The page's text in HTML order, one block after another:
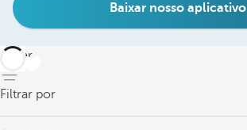
Baixar nosso aplicativo
voltar
Filtrar por